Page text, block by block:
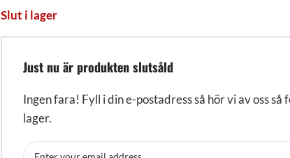
Slut i lager
Just nu är produkten slutsåld
Ingen fara! Fyll i din e-postadress så hör vi av oss
lager.